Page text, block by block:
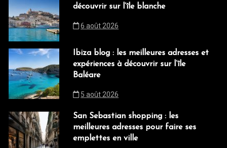
découvrir sur l’île blanche
6 août 2026
Ibiza blog : les meilleures adresses et
expériences à découvrir sur l’île
Baléare
5 août 2026
San Sebastian shopping : les
meilleures adresses pour faire ses
emplettes en ville